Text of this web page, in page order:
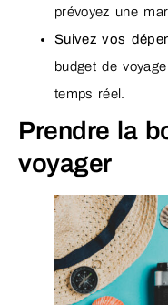
prévoyez une
Suivez vos
budget de
temps réel.
Prendre la
voyager